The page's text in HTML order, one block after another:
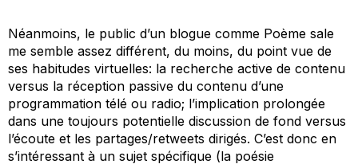
Néanmoins, le public d’un blogue comme Poème sale
me semble assez différent, du moins, du point vue de
ses habitudes virtuelles: la recherche active de contenu
versus la réception passive du contenu d’une
programmation télé ou radio; l’implication prolongée
dans une toujours potentielle discussion de fond versus
l’écoute et les partages/retweets dirigés. C’est donc en
s’intéressant à un sujet spécifique (la poésie